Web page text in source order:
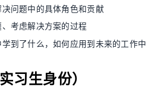
问题中的具体角色和贡献
考虑解决方案的过程
到了什么，如何应用到未来的工作中
习生身份）